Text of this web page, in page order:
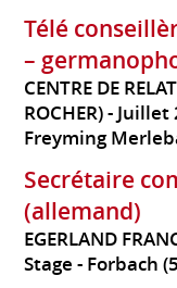
Télé
–
CENTRE DE
ROCHER) Juillet
Freyming
Secrétaire
(allemand)
EGERLAND
Stage
Forbach